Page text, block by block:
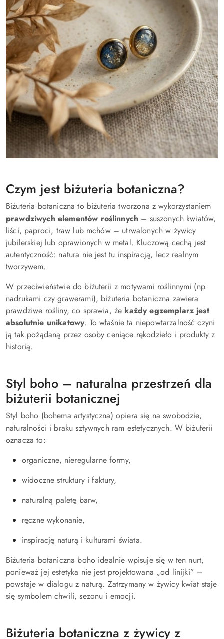
Czym jest biżuteria botaniczna?
Biżuteria botaniczna to biżuteria tworzona z wykorzystaniem
prawdziwych elementów roślinnych – suszonych kwiatów,
liści, paproci, traw lub mchów – utrwalonych w żywicy
jubilerskiej lub oprawionych w metal. Kluczową cechą jest
autentyczność: natura nie jest tu inspiracją, lecz realnym
tworzywem.
W przeciwieństwie do biżuterii z motywami roślinnymi (np.
nadrukami czy grawerami), biżuteria botaniczna zawiera
prawdziwe rośliny, co sprawia, że każdy egzemplarz jest
absolutnie unikatowy. To właśnie ta niepowtarzalność czyni
ją tak pożądaną przez osoby ceniące rękodzieło i produkty z
historią.
Styl boho – naturalna przestrzeń dla
biżuterii botanicznej
Styl boho (bohema artystyczna) opiera się na swobodzie,
naturalności i braku sztywnych ram estetycznych. W biżuterii
oznacza to:
organiczne, nieregularne formy,
widoczne struktury i faktury,
naturalną paletę barw,
ręczne wykonanie,
inspirację naturą i kulturami świata.
Biżuteria botaniczna boho idealnie wpisuje się w ten nurt,
ponieważ jej estetyka nie jest projektowana „od linijki” –
powstaje w dialogu z naturą. Zatrzymany w żywicy kwiat staje
się symbolem chwili, sezonu i emocji.
Biżuteria botaniczna z żywicy z